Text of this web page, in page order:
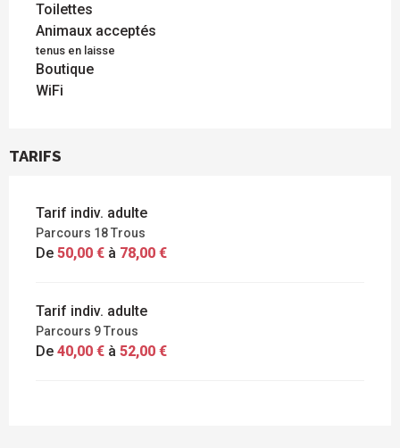
Toilettes
Animaux acceptés
tenus en laisse
Boutique
WiFi
TARIFS
Tarif indiv. adulte
Parcours 18 Trous
De 50,00 € à 78,00 €
Tarif indiv. adulte
Parcours 9 Trous
De 40,00 € à 52,00 €